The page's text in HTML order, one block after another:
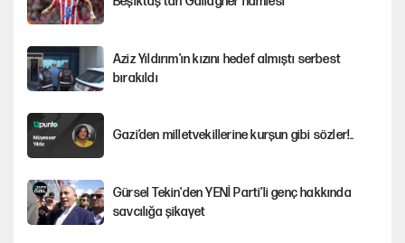
Aziz Yıldırım'ın kızını hedef almıştı serbest
bırakıldı
Gazi’den milletvekillerine kurşun gibi sözler!..
Gürsel Tekin'den YENİ Parti’li genç hakkında
savcılığa şikayet